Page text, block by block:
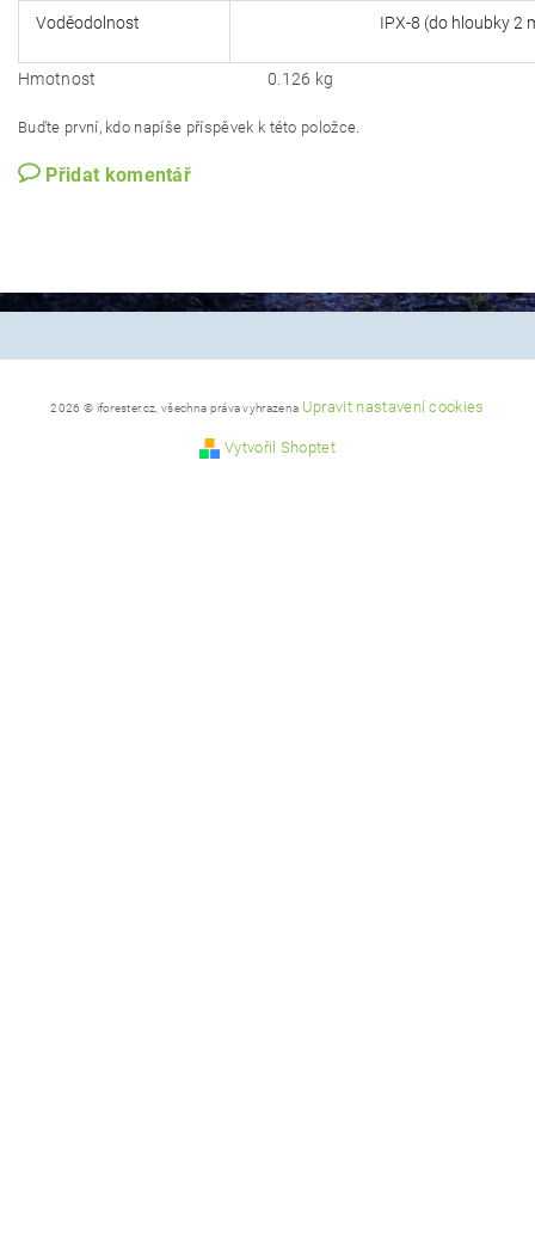
Voděodolnost IPX-8 (do hloubky 2
Hmotnost 0.126 kg
Buďte první, kdo napíše příspěvek k této položce.
Přidat komentář
2026 © iforester.cz, všechna práva vyhrazena Upravit nastavení cookies
Vytvořil Shoptet